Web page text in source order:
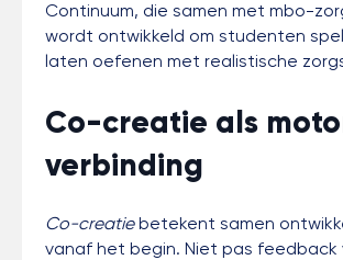
Continuum, die samen met mbo-
wordt ontwikkeld om studenten
laten oefenen met realistische
Co-creatie als
verbinding
Co-creatiebetekent samen
vanaf het begin. Niet pas feedback